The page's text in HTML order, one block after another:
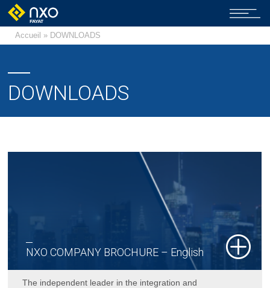
Accueil » DOWNLOADS
DOWNLOADS
NXO COMPANY BROCHURE – English
The independent leader in the integration and